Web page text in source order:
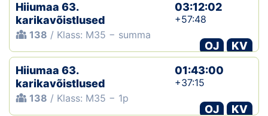
Hiiumaa 63.
karikavõistlused
138 / Klass: M35 − summa
03:12:02
+57:48
OJ
KV
Hiiumaa 63.
karikavõistlused
138 / Klass: M35 − 1p
01:43:00
+37:15
OJ
KV